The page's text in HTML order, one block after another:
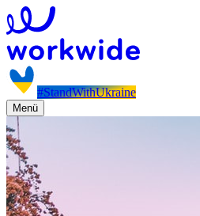
#StandWithUkraine
Menü